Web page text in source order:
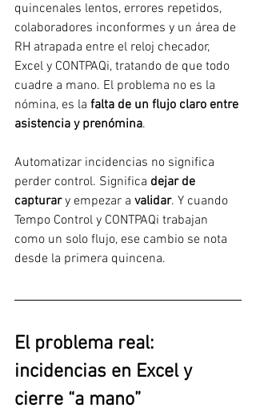
quincenales lentos, errores repetidos,
colaboradores inconformes y un área de
RH atrapada entre el reloj checador,
Excel y CONTPAQi, tratando de que todo
cuadre a mano. El problema no es la
nómina, es la falta de un flujo claro entre
asistencia y prenómina.
Automatizar incidencias no significa
perder control. Significa dejar de
capturar y empezar a validar. Y cuando
Tempo Control y CONTPAQi trabajan
como un solo flujo, ese cambio se nota
desde la primera quincena.
El problema real:
incidencias en Excel y
cierre “a mano”